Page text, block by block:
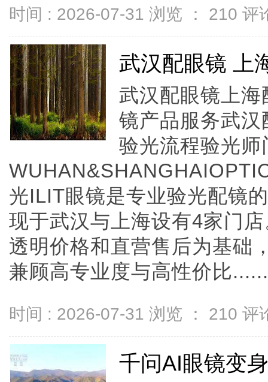
时间 : 2026-07-31 浏览 ： 210 评
武汉配眼镜 上
武汉配眼镜上
镜产品服务武
验光流程验光
光ILIT眼镜是专业验光配镜
现于武汉与上海设有4家门
透明价格和直营售后为基础
兼顾高专业度与高性价比......
时间 : 2026-07-31 浏览 ： 210 评
千问AI眼镜变